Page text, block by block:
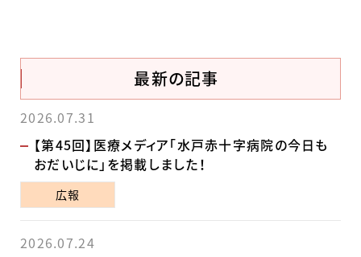
最新の記事
2026.07.31
【第45回】医療メディア「水戸赤十字病院の今日も
おだいじに」を掲載しました！
広報
2026.07.24